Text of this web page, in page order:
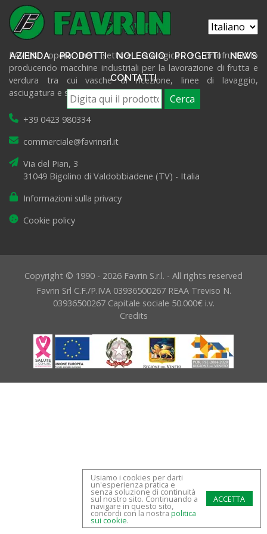
AZIENDA PRODOTTI NOLEGGIO PROGETTI NEWS
CONTATTI
Cerca
Usiamo i cookies per darti
un'esperienza pratica e
senza soluzione di continuità
sul nostro sito. Continuando a
navigare in questo sito,
concordi con la nostra politica
sui cookie.
FAVRIN opera nel settore enologico e ortofrutticolo
producendo macchine industriali per la lavorazione di frutta e
verdura tra cui vasche di ricezione, linee di lavaggio,
asciugatura e selezione prodotti.
+39 0423 980334
commerciale@favrinsrl.it
Via del Pian, 3
31049 Bigolino di Valdobbiadene (TV) - Italia
Informazioni sulla privacy
Cookie policy
Copyright © 1990 - 2026 Favrin S.r.l. - All rights reserved
Favrin Srl C.F./P.IVA 03936500267 REAA Treviso N.
03936500267 Capitale sociale 50.000€ i.v.
Credits